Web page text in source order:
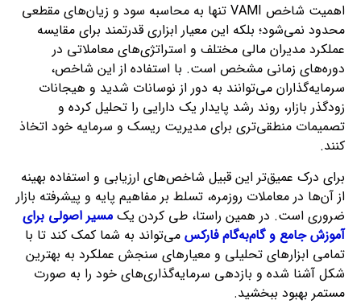
اهمیت شاخص VAMI تنها به محاسبه سود و زیان‌های مقطعی
محدود نمی‌شود؛ بلکه این معیار ابزاری قدرتمند برای مقایسه
عملکرد مدیران مالی مختلف و استراتژی‌های معاملاتی در
دوره‌های زمانی مشخص است. با استفاده از این شاخص،
سرمایه‌گذاران می‌توانند به دور از نوسانات شدید و هیجانات
زودگذر بازار، روند رشد پایدار یک دارایی را تحلیل کرده و
تصمیمات منطقی‌تری برای مدیریت ریسک و سرمایه خود اتخاذ
کنند.
برای درک عمیق‌تر این قبیل شاخص‌های ارزیابی و استفاده بهینه
از آن‌ها در معاملات روزمره، تسلط بر مفاهیم پایه و پیشرفته بازار
ضروری است. در همین راستا، طی کردن یک مسیر اصولی برای
آموزش جامع و گام‌به‌گام فارکس می‌تواند به شما کمک کند تا با
تمامی ابزارهای تحلیلی و معیارهای سنجش عملکرد به بهترین
شکل آشنا شده و بازدهی سرمایه‌گذاری‌های خود را به صورت
مستمر بهبود ببخشید.